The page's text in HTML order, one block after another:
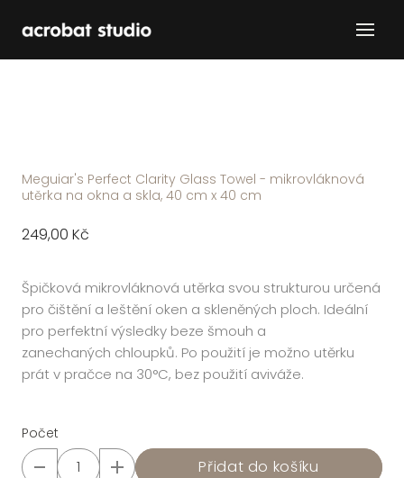
Menu
Meguiar's Perfect Clarity Glass Towel - mikrovláknová
utěrka na okna a skla, 40 cm x 40 cm
Cena:
249,00 Kč
Špičková mikrovláknová utěrka svou strukturou určená
pro čištění a leštění oken a skleněných ploch. Ideální
pro perfektní výsledky beze šmouh a
zanechaných chloupků. Po použití je možno utěrku
prát v pračce na 30°C, bez použití aviváže.
Počet
Přidat do košíku